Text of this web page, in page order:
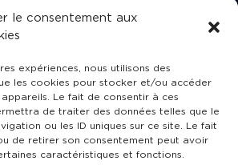
le consentement aux
expériences, nous utilisons des
les cookies pour stocker et/ou accéder
Le fait de consentir à ces
de traiter des données telles que le
ou les ID uniques sur ce site. Le fait
de retirer son consentement peut avoir
caractéristiques et fonctions.
GRATUITEMENT
TVBA !
SUIVEZ-NOUS !